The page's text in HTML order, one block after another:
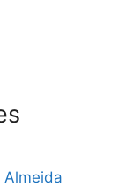
Almeida